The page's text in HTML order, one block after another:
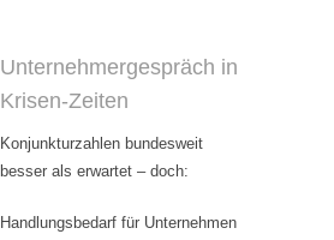
Unternehmergespräch in
Krisen-Zeiten
Konjunkturzahlen bundesweit
besser als erwartet – doch:
Handlungsbedarf für Unternehmen